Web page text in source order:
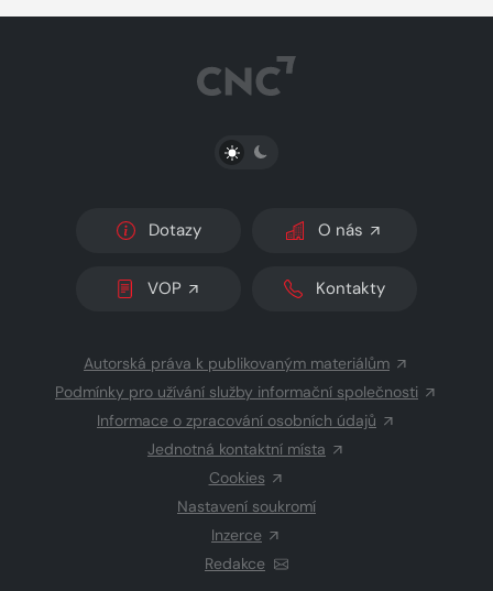
PŘEPNOUT SVĚTLÝ/TMAVÝ REŽIM
Dotazy O nás
VOP Kontakty
Autorská práva k publikovaným materiálům
Podmínky pro užívání služby informační společnosti
Informace o zpracování osobních údajů
Jednotná kontaktní místa
Cookies
Nastavení soukromí
Inzerce
Redakce